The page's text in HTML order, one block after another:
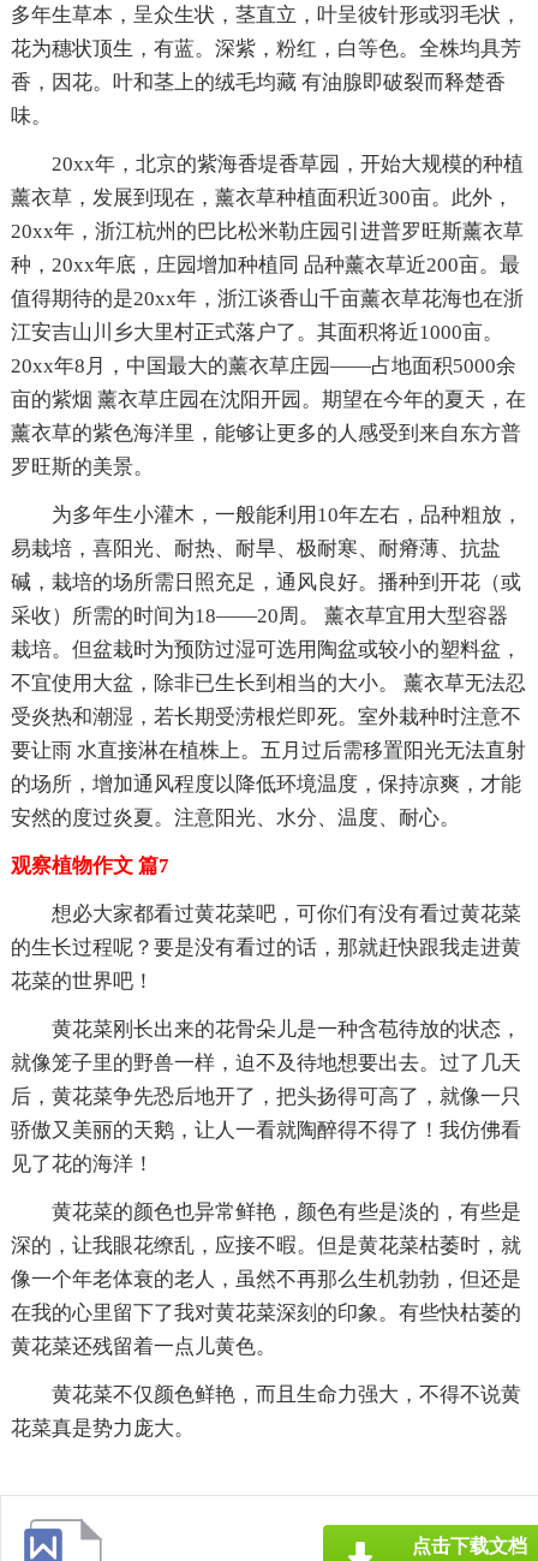
多年生草本，呈众生状，茎直立，叶呈彼针形或羽毛状，
花为穗状顶生，有蓝。深紫，粉红，白等色。全株均具芳
香，因花。叶和茎上的绒毛均藏 有油腺即破裂而释楚香
味。
20xx年，北京的紫海香堤香草园，开始大规模的种植
薰衣草，发展到现在，薰衣草种植面积近300亩。此外，
20xx年，浙江杭州的巴比松米勒庄园引进普罗旺斯薰衣草
种，20xx年底，庄园增加种植同 品种薰衣草近200亩。最
值得期待的是20xx年，浙江谈香山千亩薰衣草花海也在浙
江安吉山川乡大里村正式落户了。其面积将近1000亩。
20xx年8月，中国最大的薰衣草庄园——占地面积5000余
亩的紫烟 薰衣草庄园在沈阳开园。期望在今年的夏天，在
薰衣草的紫色海洋里，能够让更多的人感受到来自东方普
罗旺斯的美景。
为多年生小灌木，一般能利用10年左右，品种粗放，
易栽培，喜阳光、耐热、耐旱、极耐寒、耐瘠薄、抗盐
碱，栽培的场所需日照充足，通风良好。播种到开花（或
采收）所需的时间为18——20周。 薰衣草宜用大型容器
栽培。但盆栽时为预防过湿可选用陶盆或较小的塑料盆，
不宜使用大盆，除非已生长到相当的大小。 薰衣草无法忍
受炎热和潮湿，若长期受涝根烂即死。室外栽种时注意不
要让雨 水直接淋在植株上。五月过后需移置阳光无法直射
的场所，增加通风程度以降低环境温度，保持凉爽，才能
安然的度过炎夏。注意阳光、水分、温度、耐心。
观察植物作文 篇7
想必大家都看过黄花菜吧，可你们有没有看过黄花菜
的生长过程呢？要是没有看过的话，那就赶快跟我走进黄
花菜的世界吧！
黄花菜刚长出来的花骨朵儿是一种含苞待放的状态，
就像笼子里的野兽一样，迫不及待地想要出去。过了几天
后，黄花菜争先恐后地开了，把头扬得可高了，就像一只
骄傲又美丽的天鹅，让人一看就陶醉得不得了！我仿佛看
见了花的海洋！
黄花菜的颜色也异常鲜艳，颜色有些是淡的，有些是
深的，让我眼花缭乱，应接不暇。但是黄花菜枯萎时，就
像一个年老体衰的老人，虽然不再那么生机勃勃，但还是
在我的心里留下了我对黄花菜深刻的印象。有些快枯萎的
黄花菜还残留着一点儿黄色。
黄花菜不仅颜色鲜艳，而且生命力强大，不得不说黄
花菜真是势力庞大。
点击下载文档